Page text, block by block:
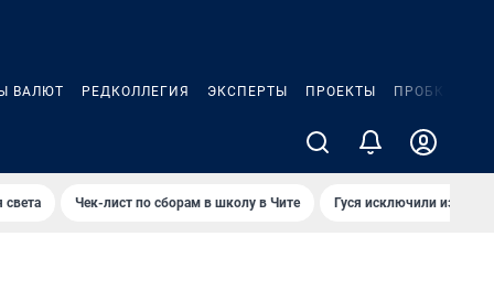
ВАЛЮТ РЕДКОЛЛЕГИЯ ЭКСПЕРТЫ ПРОЕКТЫ ПРОБКИ
света Чек-лист по сборам в школу в Чите Гуся исключили из